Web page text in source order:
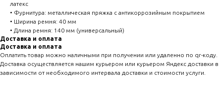
латекс
• Фурнитура: металлическая пряжка с антикоррозийным покрытием
• Ширина ремня: 40 мм
• Длина ремня: 140 мм (универсальный)
Доставка и оплата
Доставка и оплата
Оплатить товар можно наличными при получении или удаленно по qr-коду.
Доставка осуществляется нашим курьером или курьером Яндекс доставки в
зависимости от необходимого интервала доставки и стоимости услуги.